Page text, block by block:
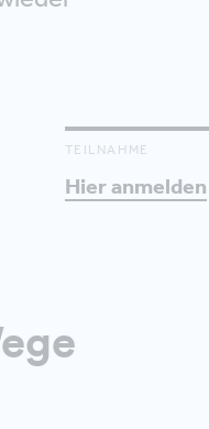
TEILNAHME
Hier anmelden